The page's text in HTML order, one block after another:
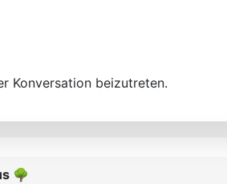
Konversation beizutreten.
🌳